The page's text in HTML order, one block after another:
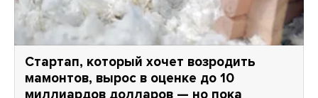
Стартап, который хочет возродить
мамонтов, вырос в оценке до 10
миллиардов долларов — но пока